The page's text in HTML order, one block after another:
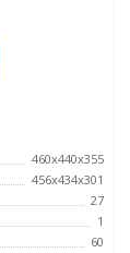
460х440х355
456х434х301
27
1
60